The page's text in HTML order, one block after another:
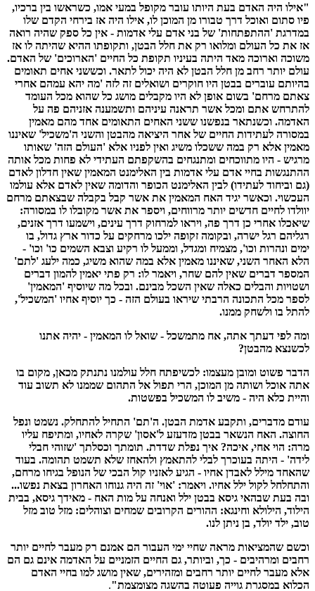
"אילו היה האדם בעת היותו עובר מקופל במעי אמו, כשראשו בין ברכיו,
פיו סתום ואוכל דרך טבורו מן המוכן לו, אילו היה אז בירחי הקדם שלו
במדרגת 'ההתפתחות' של בני אדם עלי אדמות - אין כל ספק שהיה רואה
אז את כל העולם ומלואו רק את חלל הבטן, ותקופתו ההיא שהיתה לו אז
משוכה וארוכה מאד היתה בעיניו תקופת כל החיים 'הארוכים' של האדם.
עולם יותר רחב מן חלל הבטן לא היה יכול לתאר. וכששני אחים תאומים
בהיותם עוברים בבטן היו חוקרים ושואלים זה לזה 'מה יהא עמהם אחרי
צאתם מרחם' בשום אופן לא היו מקבלים מושג כל שהוא מכל העומד
להתרחש אתם ומכל אשר תראנה עיניהם ותשמענה אזניהם פה על
האדמה. וכשנתאר בנפשנו ששני האחים התאומים אחד מהם מאמין
במסורה לעתידות החיים של אחר היציאה מהבטן והשני ה'משכיל' שאיננו
מאמין אלא רק במה ששכלו משיג ואין לפניו אלא 'העולם הזה' שאותו
מרגיש - היו מתווכחים ומתנגחים בהשקפתם העתידי לא פחות מכל אותה
ההתנגשות בחיי אדם עלי אדמות בין האלימנט המאמין שאין חדלון לאדם
(גם וביחוד לעתידו) לבין האלימנט הכופר והדומה שאין לאדם אלא עולמו
העכשוי. וכאשר יגיד האח המאמין את אשר קבל בקבלה שבצאתם מרחם
יוולדו לחיים חדשים יותר מרווחים, ויספר את אשר מקובלו לו במסורה:
שיאכלו אחרי כן דרך פה, ויראו למרחוק דרך עינים, וישמעו דרך אזנים,
רגליהם רגל ישרה, ובקומה זקופה ילכו מרחקים על כדור ארץ גדול, בו
ימים ונהרות וכו', מצמיח ומגדל, וממעל לו רקיע וצבא השמים כו' וכו' -
הלא האחר השני, שאיננו מאמין אלא במה שהוא משיג, כמה ילעג 'לתם'
המספר דברים שאין להם שחר, ויאמר לו: רק פתי יאמין להמון דברים
ושטויות והבלים כאלה שאין השכל מבינם. ובכל מה שיוסיף 'המאמין'
לספר מכל התכונה הרבתי שיראו בעולם הזה - כך יוסיף אחיו 'המשכיל',
להתל בו ולשחק ממנו.
ומה לפי דעתך אתה, אח מתמשכל - שואל לו המאמין - יהיה אתנו
לכשנצא מהבטן?
הדבר פשוט ומובן מעצמו: לכשיפתח חלל עולמנו נתנתק מכאן, מקום בו
אתה אוכל ושותה מן המוכן, הרי תפול אל התהום שממנו לא תשוב עוד
והיית כלא היה - משיב לו המשכיל בפשטות.
עודם מדברים, ותקבע אדמת הבטן. ה'תם' התחיל להתחלק. נשמט ונפל
החוצה. האח הנשאר בבטן מזדעזע ל'אסון' שקרה לאחיו, ומתיפח עליו
מרה: הוי אחי, איכה? איך נפלת שדדת. תומתך וכסלתך 'שזוהי חבלי
לידה' - היתה בעוכרך לבלי להתאמץ ולהאחז שלא תשמט תהומה. בעוד
שהאחד מילל לאבדן אחיו - הגיע לאזניו קול הבכי של הנופל בגיחו מרחם,
והתחלחל לקול ילל אחיו. ויאמר: 'אוי' זה היה גנוחו האחרון בצאת נפשו...
ובה בעת שבהאי גיסא בבטן ילל ואנחה על מות האח - מאידך גיסא, בבית
הילוד, הילולא וחינגא: ההורים הקרובים שמחים וצוהלים: מזל טוב מזל
טוב, ילד יולד, בן ניתן לנו.
וכשם שהמציאות מראה שחיי ימי העבור הם אמנם רק מעבר לחיים יותר
רחבים ומרהיבים - כך, וביותר, גם החיים הזמניים על האדמה אינם גם הם
אלא מעבר לחיים יותר רחבים ומזהירים, שאין מושג למו בחיי האדם
הכלוא במסגרת גוייה פעוטה בהשגה מצומצמת".